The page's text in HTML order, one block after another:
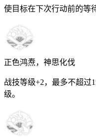
使目标在下次行动前的等
正色鸿焘，神思化伐
战技等级+2，最多不超过
级。